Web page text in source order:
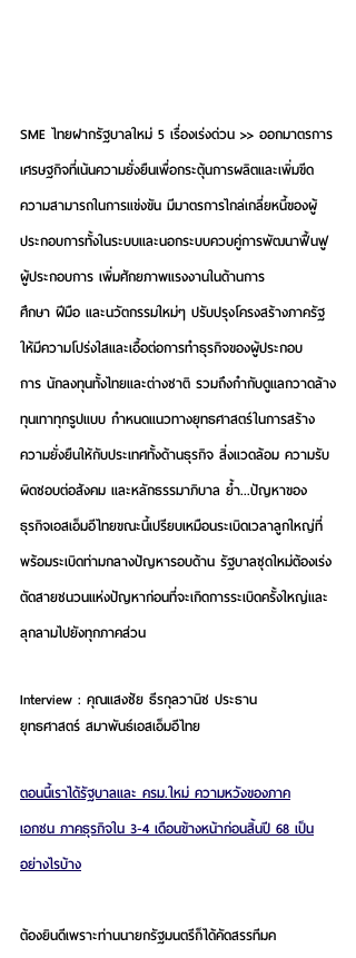
SME ไทยฝากรัฐบาลใหม่ 5 เรื่องเร่งด่วน >> ออกมาตรการ
เศรษฐกิจที่เน้นความยั่งยืนเพื่อกระตุ้นการผลิตและเพิ่มขีด
ความสามารถในการแข่งขัน มีมาตรการไกล่เกลี่ยหนี้ของผู้
ประกอบการทั้งในระบบและนอกระบบควบคู่การพัฒนาฟื้นฟู
ผู้ประกอบการ เพิ่มศักยภาพแรงงานในด้านการ
ศึกษา ฝีมือ และนวัตกรรมใหม่ๆ ปรับปรุงโครงสร้างภาครัฐ
ให้มีความโปร่งใสและเอื้อต่อการทำธุรกิจของผู้ประกอบ
การ นักลงทุนทั้งไทยและต่างชาติ รวมถึงกำกับดูแลกวาดล้าง
ทุนเทาทุกรูปแบบ กำหนดแนวทางยุทธศาสตร์ในการสร้าง
ความยั่งยืนให้กับประเทศทั้งด้านธุรกิจ สิ่งแวดล้อม ความรับ
ผิดชอบต่อสังคม และหลักธรรมาภิบาล ย้ำ...ปัญหาของ
ธุรกิจเอสเอ็มอีไทยขณะนี้เปรียบเหมือนระเบิดเวลาลูกใหญ่ที่
พร้อมระเบิดท่ามกลางปัญหารอบด้าน รัฐบาลชุดใหม่ต้องเร่ง
ตัดสายชนวนแห่งปัญหาก่อนที่จะเกิดการระเบิดครั้งใหญ่และ
ลุกลามไปยังทุกภาคส่วน
Interview : คุณแสงชัย ธีรกุลวานิช ประธาน
ยุทธศาสตร์ สมาพันธ์เอสเอ็มอีไทย
ตอนนี้เราได้รัฐบาลและ ครม.ใหม่ ความหวังของภาค
เอกชน ภาคธุรกิจใน 3-4 เดือนข้างหน้าก่อนสิ้นปี 68 เป็น
อย่างไรบ้าง
ต้องยินดีเพราะท่านนายกรัฐมนตรีก็ได้คัดสรรทีมค